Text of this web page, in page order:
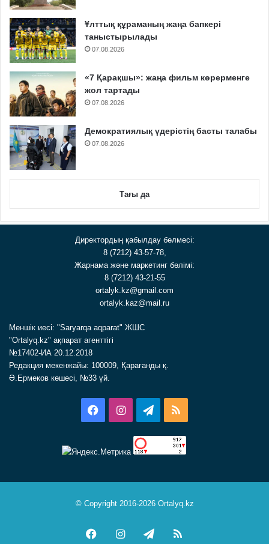
Ұлттық құраманың жаңа бапкері
таныстырылады
07.08.2026
«7 Қарақшы»: жаңа фильм көрерменге
жол тартады
07.08.2026
Демократиялық үдерістің басты талабы
07.08.2026
Тағы да
Директордың қабылдау бөлмесі:
8 (7212) 43-57-78,
Жарнама және маркетинг бөлімі:
8 (7212) 43-21-55
ortalyk.kz@gmail.com
ortalyk.kaz@mail.ru
Меншік иесі: "Saryarqa aqparat" ЖШС
"Ortalyq.kz" ақпарат агенттігі
№17402-ИА 20.12.2018
Редакция мекенжайы: 100009, Қарағанды қ.
Ә.Ермеков көшесі, №33 үй.
FacebookInstagramTelegram
© Copyright 2016-2026 Ortalyq.kz
FacebookInstagramTelegram